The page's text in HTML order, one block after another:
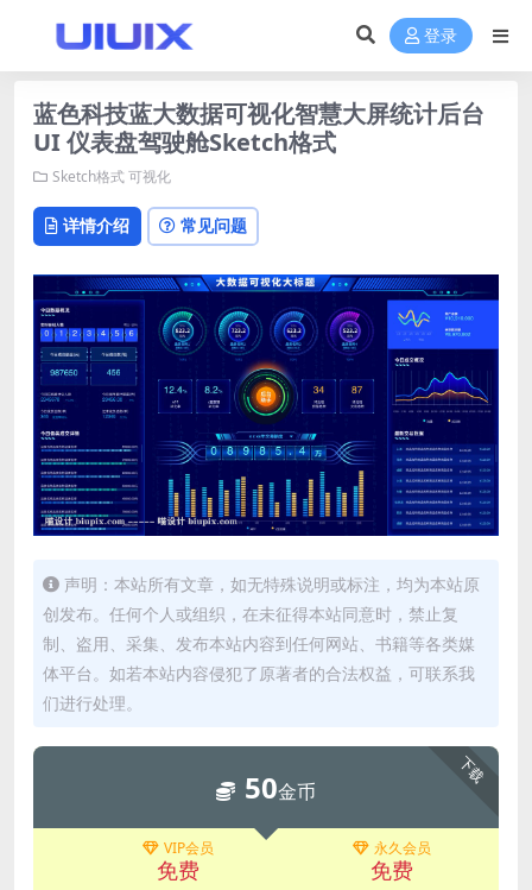
登录
蓝色科技蓝大数据可视化智慧大屏统计后台
UI 仪表盘驾驶舱Sketch格式
Sketch格式可视化
详情介绍 常见问题
声明：本站所有文章，如无特殊说明或标注，均为本站原
创发布。任何个人或组织，在未征得本站同意时，禁止复
制、盗用、采集、发布本站内容到任何网站、书籍等各类媒
体平台。如若本站内容侵犯了原著者的合法权益，可联系我
们进行处理。
下载
50金币
VIP会员
免费
永久会员
免费